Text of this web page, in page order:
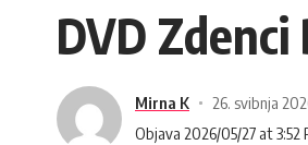
DVD
Mirna K
26. svibnja
Objava 2026/05/27 at 3:52